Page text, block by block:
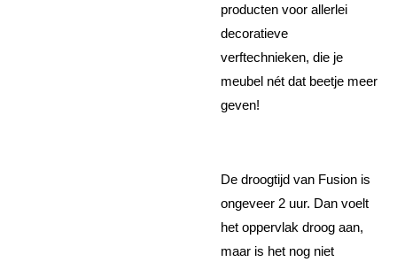
producten voor allerlei
decoratieve
verftechnieken, die je
meubel nét dat beetje meer
geven!
De droogtijd van Fusion is
ongeveer 2 uur. Dan voelt
het oppervlak droog aan,
maar is het nog niet